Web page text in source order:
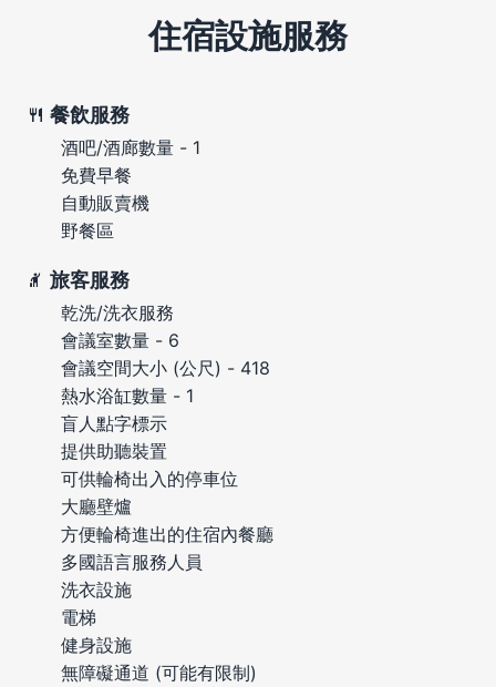
住宿設施服務
餐飲服務
酒吧/酒廊數量 - 1
免費早餐
自動販賣機
野餐區
旅客服務
乾洗/洗衣服務
會議室數量 - 6
會議空間大小 (公尺) - 418
熱水浴缸數量 - 1
盲人點字標示
提供助聽裝置
可供輪椅出入的停車位
大廳壁爐
方便輪椅進出的住宿內餐廳
多國語言服務人員
洗衣設施
電梯
健身設施
無障礙通道 (可能有限制)